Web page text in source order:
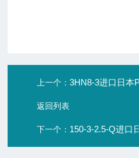
上一个：3HN8-3进口日本
返回列表
下一个： 150-3-2.5-Q进口日